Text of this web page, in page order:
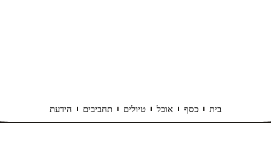
בית כסף אוכל טיולים תחביבים הידעת